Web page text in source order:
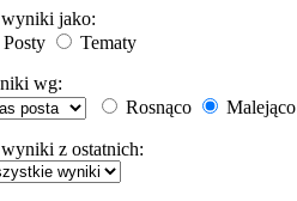
jako:
Posty
Tematy
wg:
Rosnąco
Malejąco
z ostatnich: